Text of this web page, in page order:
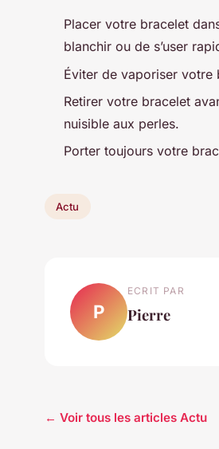
Placer votre bracelet
blanchir ou de s’user
Éviter de vaporiser
Retirer votre bracelet
nuisible aux perles.
Porter toujours votre
Actu
P
ECRIT PAR
Pierre
← Voir tous les articles Actu